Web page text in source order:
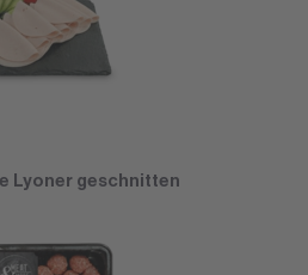
Lyoner geschnitten